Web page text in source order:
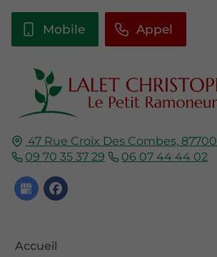
47 Rue Croix Des Combes, 87700
09 70 35 37 29
06 07 44 44 02
Accueil
Mobile Appel